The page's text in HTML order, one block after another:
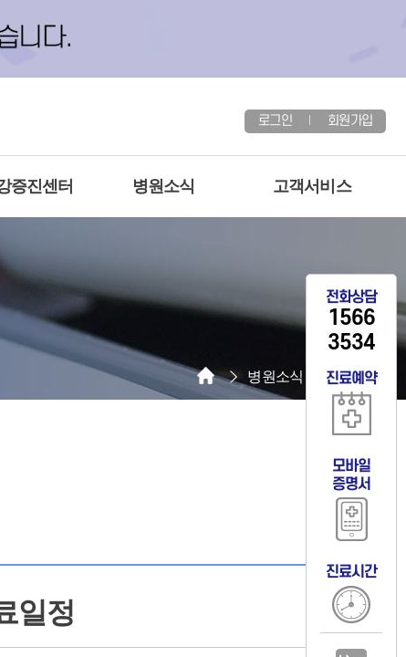
전화상담
1566
3534
진료예약
모바일
증명서
진료시간
로그인 회원가입
증진센터 병원소식 고객서비스
병원소식 공지사항
일정